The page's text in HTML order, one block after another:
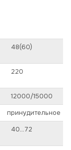
48(60)
220
12000/15000
принудительное
40…72